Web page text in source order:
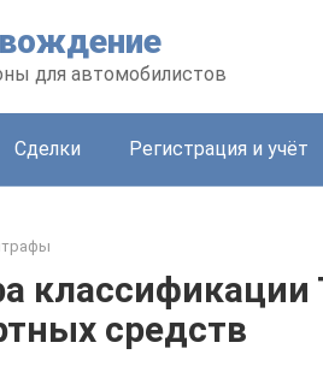
для автомобилистов
Сделки Регистрация и учёт
классификации
средств